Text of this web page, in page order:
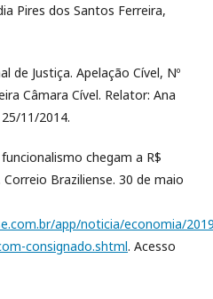
Pires dos Santos Ferreira,
de Justiça. Apelação Cível, Nº
Câmara Cível. Relator: Ana
11/2014.
chegam a R$
Braziliense. 30 de maio
app/noticia/economia/
consignado.shtml. Acesso